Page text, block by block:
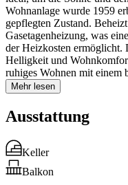
Wohnanlage wurde 1959
gepflegten Zustand.
Gasetagenheizung, was
der Heizkosten ermöglicht.
Helligkeit und
ruhiges Wohnen mit einem
Mehr lesen
Ausstattung
Keller
Balkon